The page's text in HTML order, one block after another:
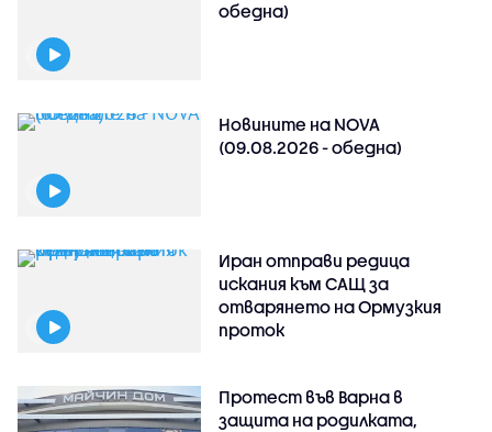
обедна)
Новините на NOVA
(09.08.2026 - обедна)
Иран отправи редица
искания към САЩ за
отварянето на Ормузкия
проток
Протест във Варна в
защита на родилката,